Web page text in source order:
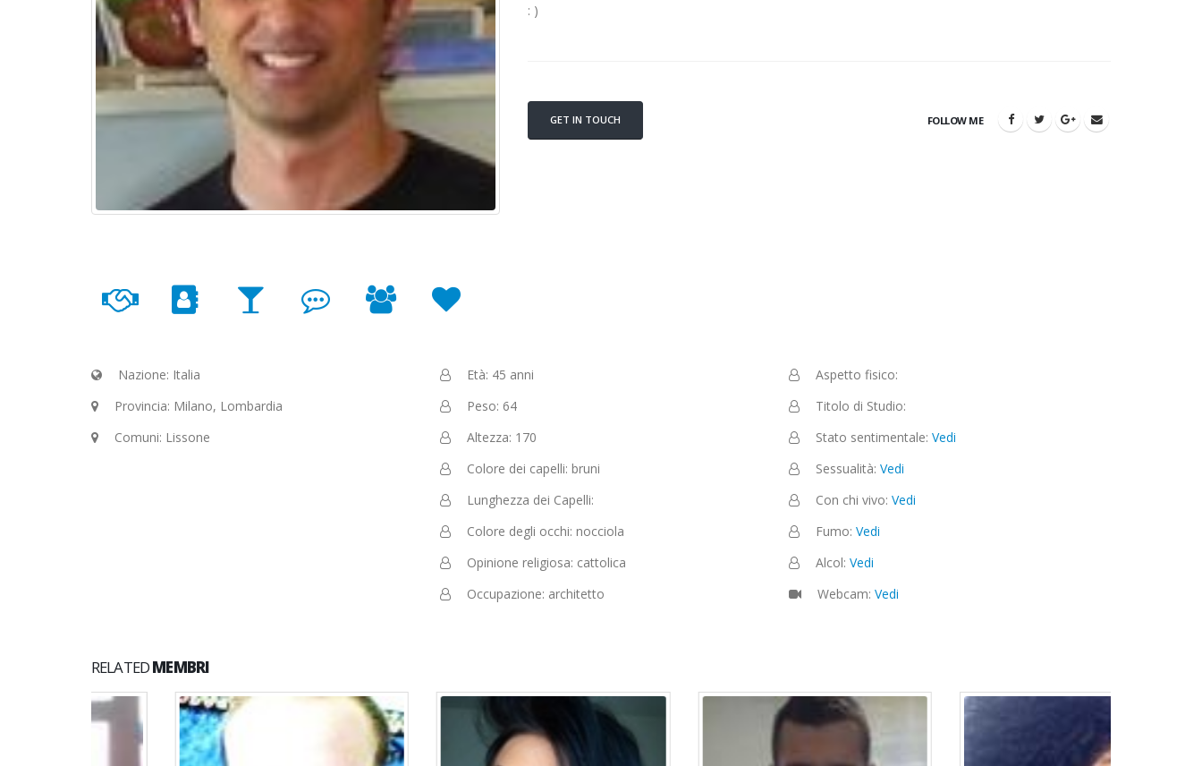
: )
GET IN TOUCH FOLLOW ME
Nazione: Italia
Provincia: Milano, Lombardia
Comuni: Lissone
Età: 45 anni
Peso: 64
Altezza: 170
Colore dei capelli: bruni
Lunghezza dei Capelli:
Colore degli occhi: nocciola
Opinione religiosa: cattolica
Occupazione: architetto
Aspetto fisico:
Titolo di Studio:
Stato sentimentale: Vedi
Sessualità: Vedi
Con chi vivo: Vedi
Fumo: Vedi
Alcol: Vedi
Webcam: Vedi
RELATEDMEMBRI